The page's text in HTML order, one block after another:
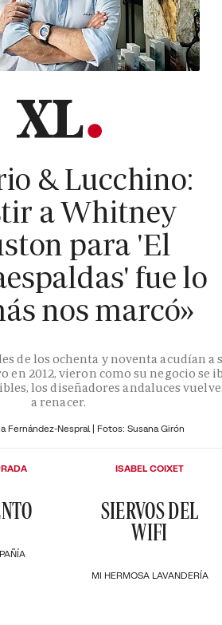
& Lucchino:
a Whitney
para 'El
fue lo
nos marcó»
de los ochenta y noventa acudían a
en 2012, vieron como su negocio se
los diseñadores andaluces
a renacer.
Fernández-Nespral | Fotos: Susana Girón
MI HERMOSA LAVANDERÍA
SIERVOS DEL
WIFI
ISABEL COIXET